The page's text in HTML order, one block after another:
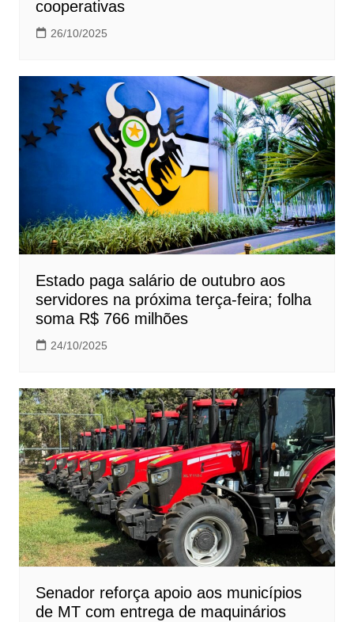
cooperativas
26/10/2025
Estado paga salário de outubro aos
servidores na próxima terça-feira; folha
soma R$ 766 milhões
24/10/2025
Senador reforça apoio aos municípios
de MT com entrega de maquinários